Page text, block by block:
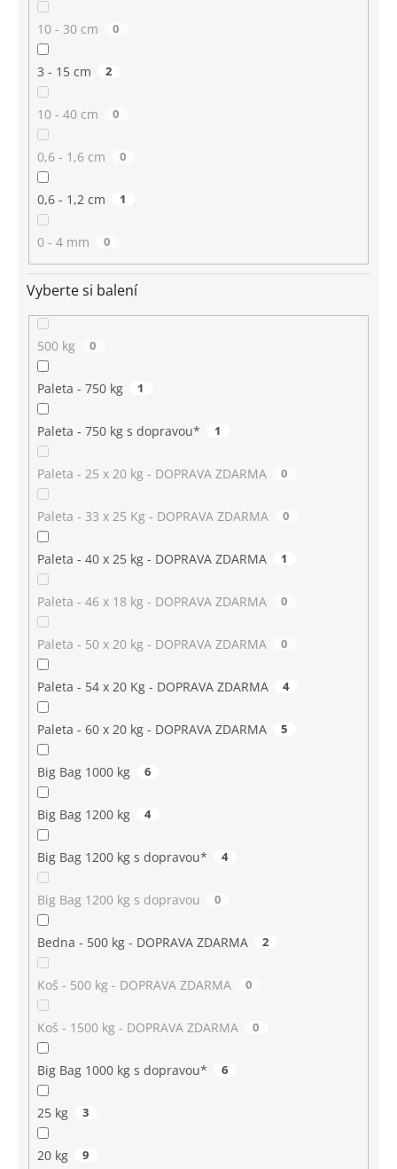
10 - 30 cm 0
3 - 15 cm 2
10 - 40 cm 0
0,6 - 1,6 cm 0
0,6 - 1,2 cm 1
0 - 4 mm 0
Vyberte si balení
500 kg 0
Paleta - 750 kg 1
Paleta - 750 kg s dopravou* 1
Paleta - 25 x 20 kg - DOPRAVA ZDARMA 0
Paleta - 33 x 25 Kg - DOPRAVA ZDARMA 0
Paleta - 40 x 25 kg - DOPRAVA ZDARMA 1
Paleta - 46 x 18 kg - DOPRAVA ZDARMA 0
Paleta - 50 x 20 kg - DOPRAVA ZDARMA 0
Paleta - 54 x 20 Kg - DOPRAVA ZDARMA 4
Paleta - 60 x 20 kg - DOPRAVA ZDARMA 5
Big Bag 1000 kg 6
Big Bag 1200 kg 4
Big Bag 1200 kg s dopravou* 4
Big Bag 1200 kg s dopravou 0
Bedna - 500 kg - DOPRAVA ZDARMA 2
Koš - 500 kg - DOPRAVA ZDARMA 0
Koš - 1500 kg - DOPRAVA ZDARMA 0
Big Bag 1000 kg s dopravou* 6
25 kg 3
20 kg 9